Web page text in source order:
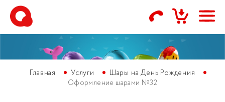
Главная Услуги
Шары на День Рождения
Оформление шарами №32